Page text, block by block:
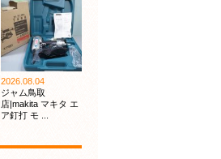
2026.08.04
ジャム鳥取
店|makita マキタ エ
ア釘打 モ ...